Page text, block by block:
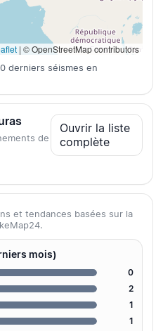
| © OpenStreetMap contributors
derniers séismes en
de
Ouvrir la liste
complète
et tendances basées sur la
mois)
0
2
1
1